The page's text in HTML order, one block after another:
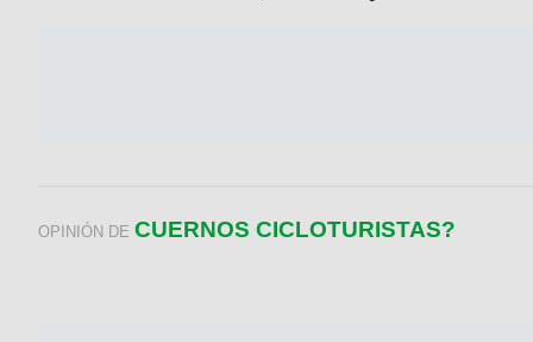
OPINIÓN DE CUERNOS CICLOTURISTAS?